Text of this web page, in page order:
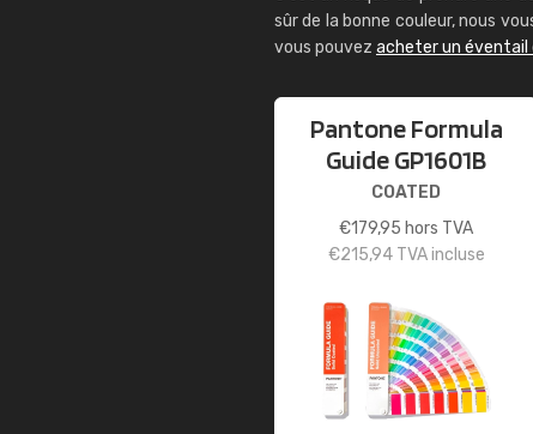
sûr de la bonne couleur, nous
vous pouvez acheter un éventail
Pantone Formula
Guide GP1601B
COATED
€179,95 hors TVA
€215,94TVA incluse